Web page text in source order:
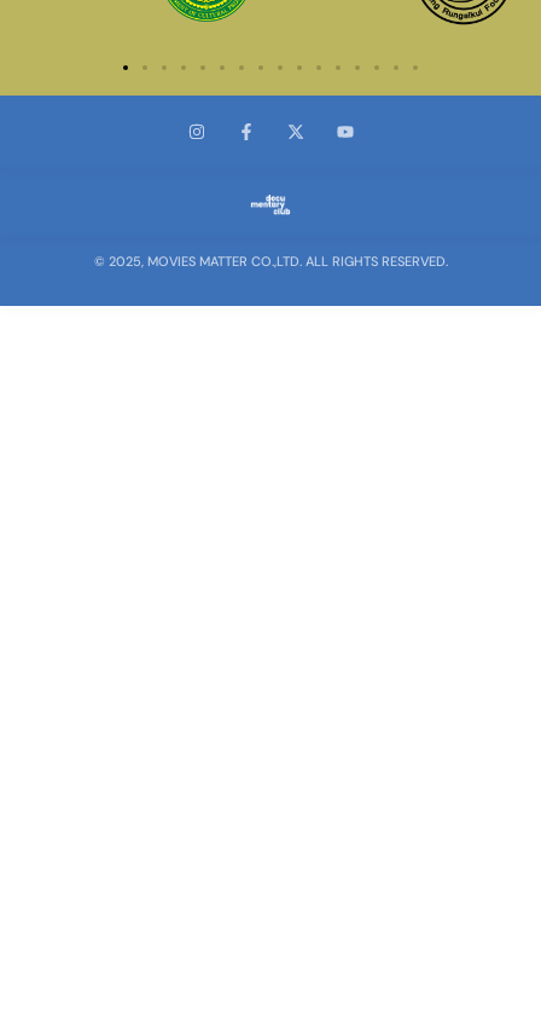
© 2025, MOVIES MATTER CO.,LTD. ALL RIGHTS RESERVED.